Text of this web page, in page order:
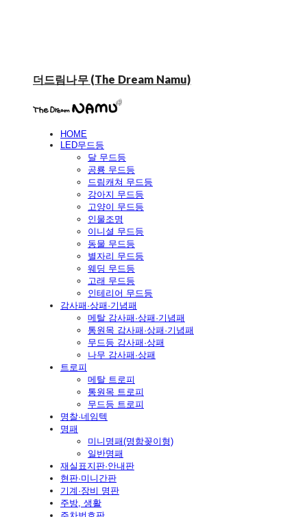
더드림나무 (The Dream Namu)
HOME
LED무드등
달 무드등
공룡 무드등
드림캐쳐 무드등
강아지 무드등
고양이 무드등
인물조명
이니셜 무드등
동물 무드등
별자리 무드등
웨딩 무드등
고래 무드등
인테리어 무드등
감사패·상패·기념패
메탈 감사패·상패·기념패
통원목 감사패·상패·기념패
무드등 감사패·상패
나무 감사패·상패
트로피
메탈 트로피
통원목 트로피
무드등 트로피
명찰·네임텍
명패
미니명패(명함꽂이형)
일반명패
재실표지판·안내판
현판·미니간판
기계·장비 명판
주방, 생활